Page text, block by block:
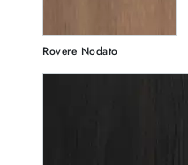
Rovere Nodato